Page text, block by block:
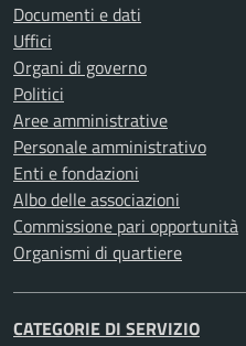
Documenti e dati
Uffici
Organi di governo
Politici
Aree amministrative
Personale amministrativo
Enti e fondazioni
Albo delle associazioni
Commissione pari opportunità
Organismi di quartiere
CATEGORIE DI SERVIZIO